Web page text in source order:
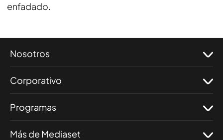
enfadado.
Nosotros
Corporativo
Programas
Más de Mediaset